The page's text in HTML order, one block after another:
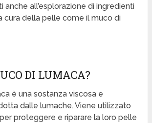
anche all’esplorazione di ingredienti
cura della pelle come il muco di
DI LUMACA?
è una sostanza viscosa e
dalle lumache. Viene utilizzato
proteggere e riparare la loro pelle